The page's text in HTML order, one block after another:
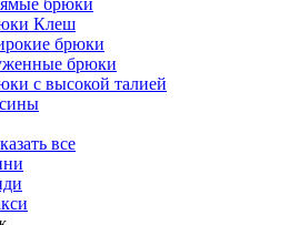
брюки
Клеш
брюки
брюки
с высокой талией
все